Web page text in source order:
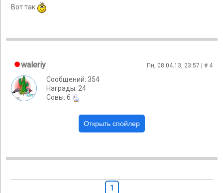
Вот так
waleriy Пн, 08.04.13, 23:57 | # 4
Сообщений: 354
Награды: 24
Cовы: 6
1